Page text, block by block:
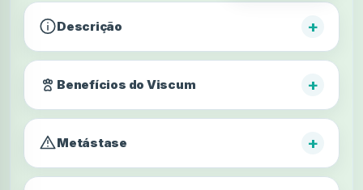
Descrição +
Benefícios do Viscum +
Metástase +